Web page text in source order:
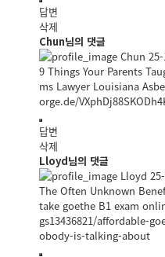
답변
삭제
Chun님의 댓글
Chun
9 Things Your Parents
ms Lawyer Louisiana
orge.de/
답변
삭제
Lloyd님의 댓글
Lloyd
The Often Unknown
take goethe B1 exam
gs13436821/affordable-
obody-is-talking-about